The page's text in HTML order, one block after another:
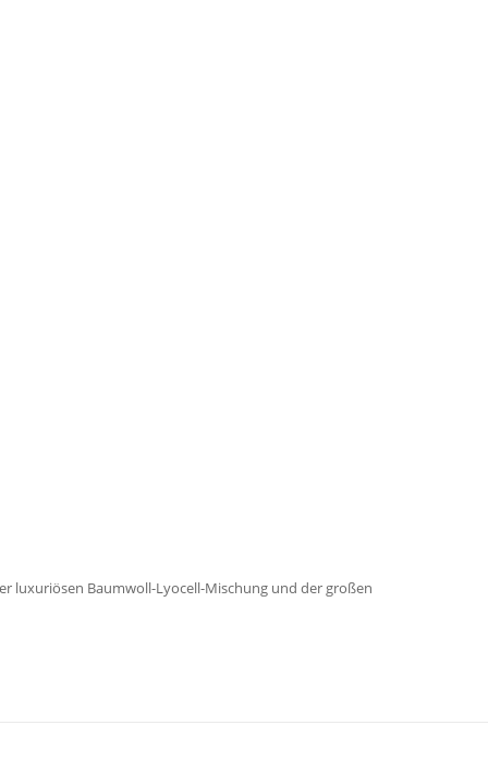
luxuriösen Baumwoll-Lyocell-Mischung und der großen